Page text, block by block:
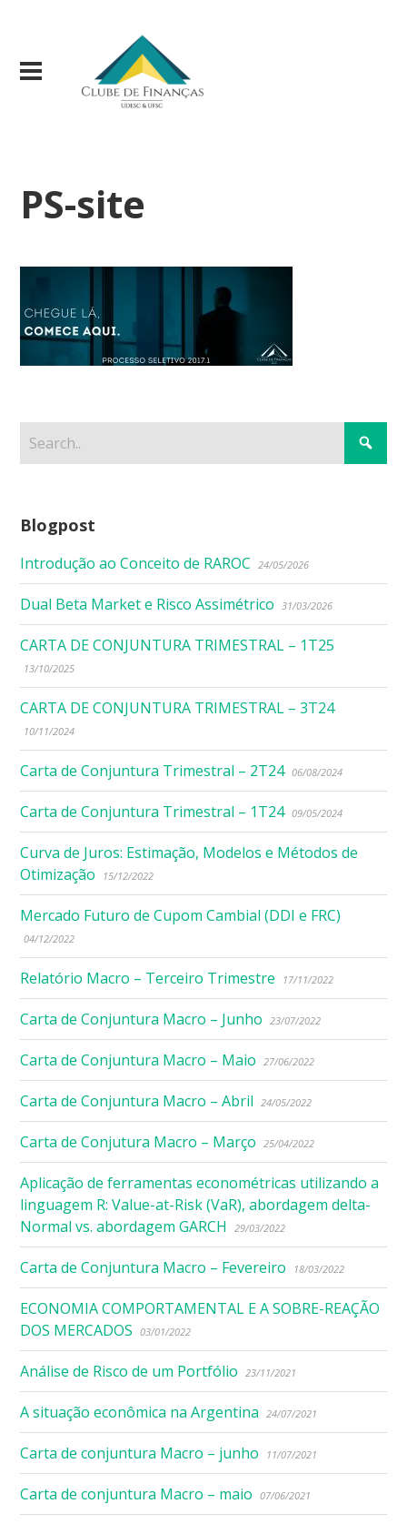
PS-site
Blogpost
Introdução ao Conceito de RAROC 24/05/2026
Dual Beta Market e Risco Assimétrico 31/03/2026
CARTA DE CONJUNTURA TRIMESTRAL – 1T25
13/10/2025
CARTA DE CONJUNTURA TRIMESTRAL – 3T24
10/11/2024
Carta de Conjuntura Trimestral – 2T24 06/08/2024
Carta de Conjuntura Trimestral – 1T24 09/05/2024
Curva de Juros: Estimação, Modelos e Métodos de
Otimização
15/12/2022
Mercado Futuro de Cupom Cambial (DDI e FRC)
04/12/2022
Relatório Macro – Terceiro Trimestre 17/11/2022
Carta de Conjuntura Macro – Junho 23/07/2022
Carta de Conjuntura Macro – Maio 27/06/2022
Carta de Conjuntura Macro – Abril 24/05/2022
Carta de Conjutura Macro – Março 25/04/2022
Aplicação de ferramentas econométricas utilizando a
linguagem R: Value-at-Risk (VaR), abordagem delta-
Normal vs. abordagem GARCH
29/03/2022
Carta de Conjuntura Macro – Fevereiro 18/03/2022
ECONOMIA COMPORTAMENTAL E A SOBRE-REAÇÃO
DOS MERCADOS
03/01/2022
Análise de Risco de um Portfólio 23/11/2021
A situação econômica na Argentina 24/07/2021
Carta de conjuntura Macro – junho 11/07/2021
Carta de conjuntura Macro – maio 07/06/2021